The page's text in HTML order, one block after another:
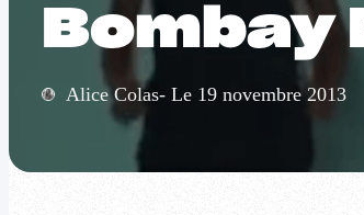
Bombay
Alice Colas- Le 19 novembre 2013